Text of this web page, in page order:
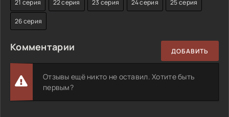
21 серия 22 серия 23 серия 24 серия 25 серия
26 серия
Комментарии ДОБАВИТЬ
Отзывы ещё никто не оставил. Хотите быть
первым?